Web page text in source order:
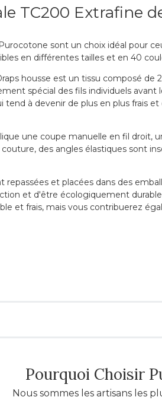
TC200 Extrafine
38 COLORIS
TC200 Extrafine
sont un choix idéal pour
en différentes tailles et en 40
housse est un tissu composé
spécial des fils individuels
à devenir de plus en plus frais
une coupe manuelle en fil
des angles élastiques sont
et placées dans des
et d'être écologiquement
et frais, mais vous contribuerez
Pourquoi Choisir
Nous sommes les artisans les